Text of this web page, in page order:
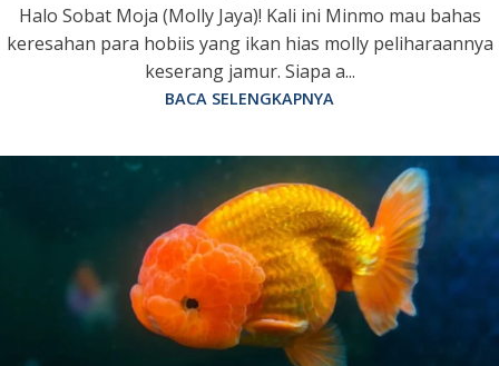
Halo Sobat Moja (Molly Jaya)! Kali ini Minmo mau bahas
keresahan para hobiis yang ikan hias molly peliharaannya
keserang jamur. Siapa a...
BACA SELENGKAPNYA